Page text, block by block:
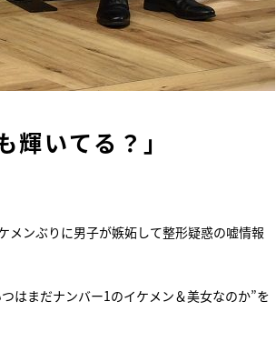
いてる？」
メンぶりに男子が嫉妬して整形疑惑の嘘情報
はまだナンバー1のイケメン＆美女なのか”を